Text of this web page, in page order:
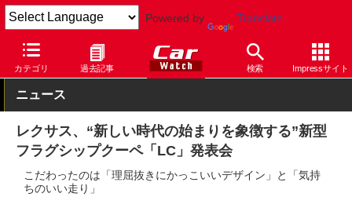
Powered by Translate
カテゴリ 過去記事 検索 Impressサイト
Car Watch 自動車 レクサス LC
ニュース
レクサス、“新しい時代の始まりを象徴する”新型
フラグシップクーペ「LC」発表会
こだわったのは「理屈抜きにかっこいいデザイン」と「気持
ちのいい走り」